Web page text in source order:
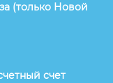
(только Новой
счет